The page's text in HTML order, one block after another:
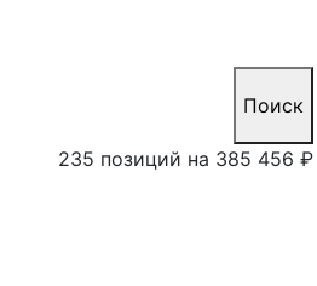
Поиск
235 позиций на 385 456 ₽